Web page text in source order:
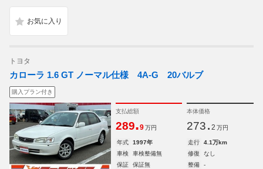
トヨタ
カローラ 1.6 GT ノーマル仕様 4A-G 20バルブ
購入プラン付き
支払総額
289.9 万円
本体価格
273. 2 万円
年式 1997年 走行
4.1万km
車検
車検整備無 修復
なし
保証
保証無 整備
-